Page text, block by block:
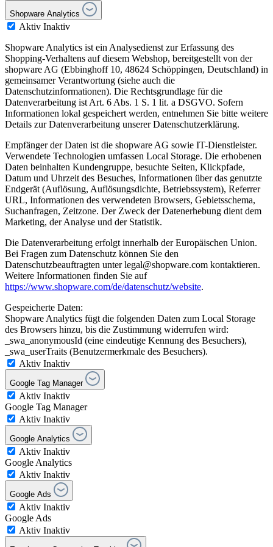
Shopware Analytics
Aktiv Inaktiv
Shopware Analytics ist ein Analysedienst zur Erfassung des
Shopping-Verhaltens auf diesem Webshop, bereitgestellt von der
shopware AG (Ebbinghoff 10, 48624 Schöppingen, Deutschland) in
gemeinsamer Verantwortung (siehe auch die
Datenschutzinformationen). Die Rechtsgrundlage für die
Datenverarbeitung ist Art. 6 Abs. 1 S. 1 lit. a DSGVO. Sofern
Informationen lokal gespeichert werden, entnehmen Sie bitte weitere
Details zur Datenverarbeitung unserer Datenschutzerklärung.
Empfänger der Daten ist die shopware AG sowie IT-Dienstleister.
Verwendete Technologien umfassen Local Storage. Die erhobenen
Daten beinhalten Kundengruppe, besuchte Seiten, Klickpfade,
Datum und Uhrzeit des Besuches, Informationen über das genutzte
Endgerät (Auflösung, Auflösungsdichte, Betriebssystem), Referrer
URL, Informationen des verwendeten Browsers, Gebietsschema,
Suchanfragen, Zeitzone. Der Zweck der Datenerhebung dient dem
Marketing, der Analyse und der Statistik.
Die Datenverarbeitung erfolgt innerhalb der Europäischen Union.
Bei Fragen zum Datenschutz können Sie den
Datenschutzbeauftragten unter legal@shopware.com kontaktieren.
Weitere Informationen finden Sie auf
https://www.shopware.com/de/datenschutz/website.
Gespeicherte Daten:
Shopware Analytics fügt die folgenden Daten zum Local Storage
des Browsers hinzu, bis die Zustimmung widerrufen wird:
_swa_anonymousId (eine eindeutige Kennung des Besuchers),
_swa_userTraits (Benutzermerkmale des Besuchers).
Aktiv Inaktiv
Google Tag Manager
Aktiv Inaktiv
Google Tag Manager
Aktiv Inaktiv
Google Analytics
Aktiv Inaktiv
Google Analytics
Aktiv Inaktiv
Google Ads
Aktiv Inaktiv
Google Ads
Aktiv Inaktiv